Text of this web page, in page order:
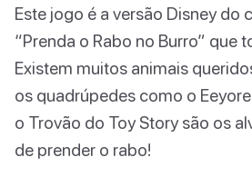
Este jogo é a versão Disney do
“Prenda o Rabo no Burro” que
Existem muitos animais
os quadrúpedes como o
o Trovão do Toy Story são os
de prender o rabo!